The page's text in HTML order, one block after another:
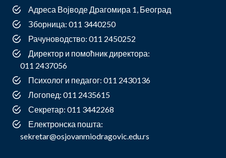
Адреса Војводе Драгомира 1, Београд
Зборница: 011 3440250
Рачуноводство: 011 2450252
Директор и помоћник директора:
011 2437056
Психолог и педагог: 011 2430136
Логопед: 011 2435615
Секретар: 011 3442268
Електронска пошта:
sekretar@osjovanmiodragovic.edu.rs